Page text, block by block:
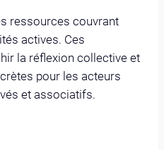
ressources couvrant
actives. Ces
la réflexion collective et
pour les acteurs
et associatifs.